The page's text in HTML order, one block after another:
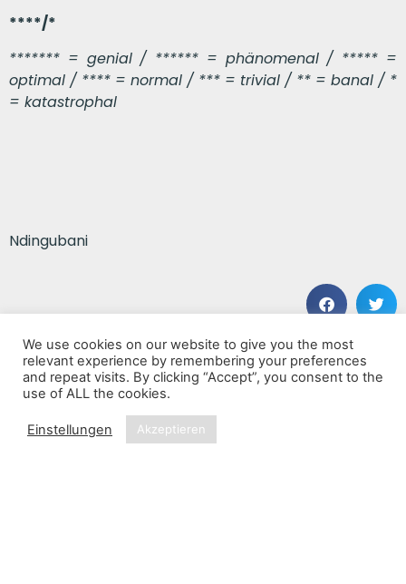
****/*
******* = genial / ****** = phänomenal / ***** =
optimal / **** = normal / *** = trivial / ** = banal / *
= katastrophal
Ndingubani
VORHERIGER BEITRAG
The Thread
NÄCHSTER BEITRAG
Ndingubani
We use cookies on our website to give you the most
relevant experience by remembering your preferences
and repeat visits. By clicking “Accept”, you consent to the
use of ALL the cookies.
Einstellungen Akzeptieren